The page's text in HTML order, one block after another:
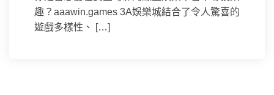
趣？aaawin.games 3A娛樂城結合了令人驚喜的
遊戲多樣性、 […]